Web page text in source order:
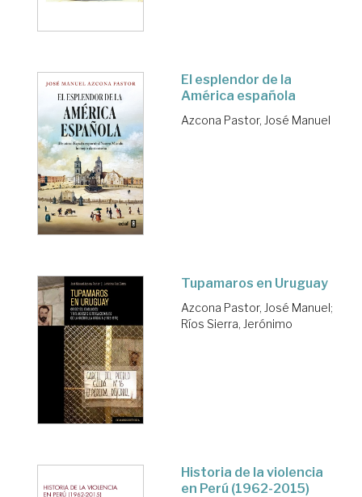
El esplendor de la
América española
Azcona Pastor, José Manuel
Tupamaros en Uruguay
Azcona Pastor, José Manuel;
Ríos Sierra, Jerónimo
Historia de la violencia
en Perú (1962-2015)